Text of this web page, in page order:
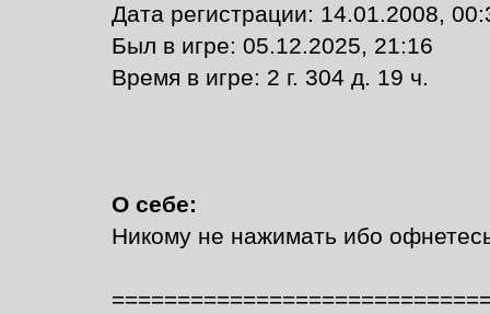
Дата регистрации: 14.01.2008,
Был в игре: 05.12.2025, 21:16
Время в игре: 2 г. 304 д. 19 ч.
О себе:
Никому не нажимать ибо